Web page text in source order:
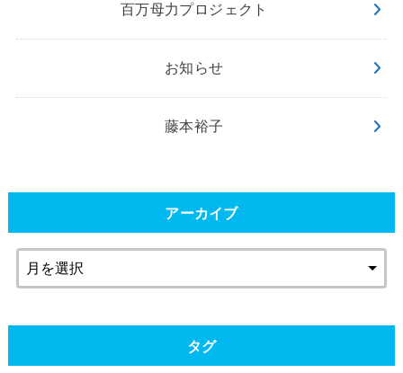
百万母力プロジェクト
お知らせ
藤本裕子
アーカイブ
タグ